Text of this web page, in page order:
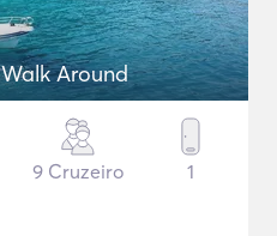
Around
9 Cruzeiro 1